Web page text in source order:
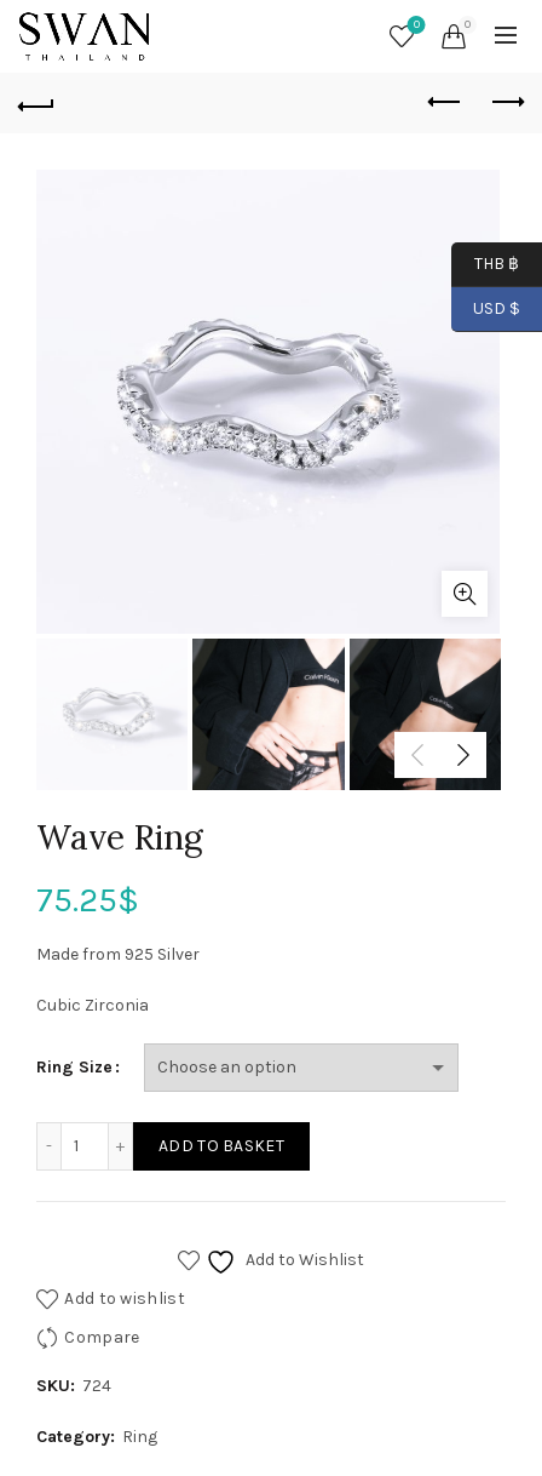
0 0
Wave Ring
75.25$
Made from 925 Silver
Cubic Zirconia
Ring Size
ADD TO BASKET
Add to Wishlist
Add to wishlist
Compare
SKU: 724
Category: Ring
THB ฿
USD $